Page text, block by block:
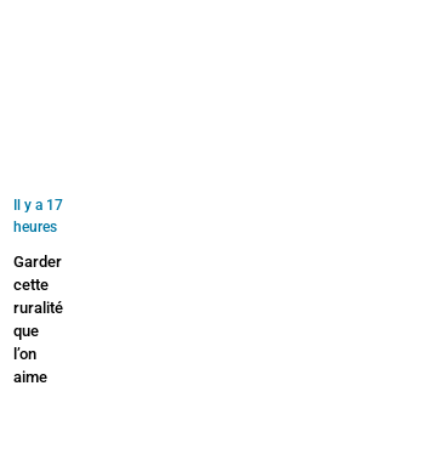
Il y a 17
heures
Garder
cette
ruralité
que
l’on
aime